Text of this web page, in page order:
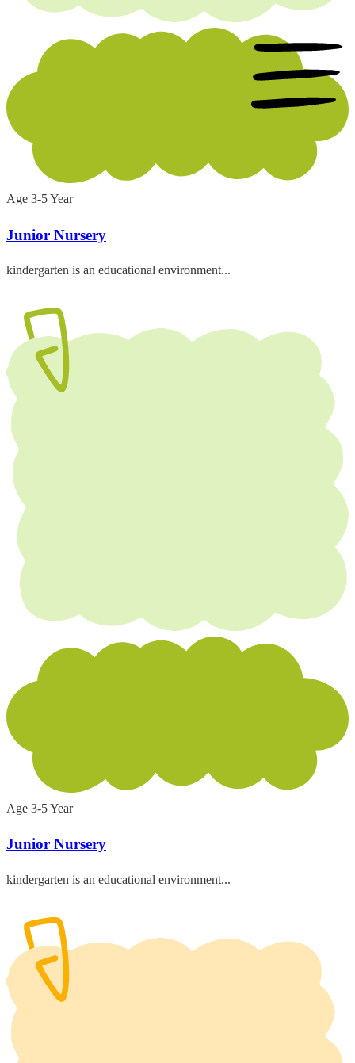
Age 3-5 Year
Junior Nursery
kindergarten is an educational environment...
Age 3-5 Year
Junior Nursery
kindergarten is an educational environment...